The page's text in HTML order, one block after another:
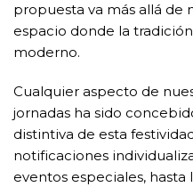
propuesta va más allá de
espacio donde la
moderno.
Cualquier aspecto de
jornadas ha sido
distintiva de esta
notificaciones
eventos especiales,